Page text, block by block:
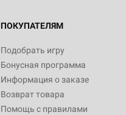
ПОКУПАТЕЛЯМ
Подобрать игру
Бонусная программа
Информация о заказе
Возврат товара
Помощь с правилами